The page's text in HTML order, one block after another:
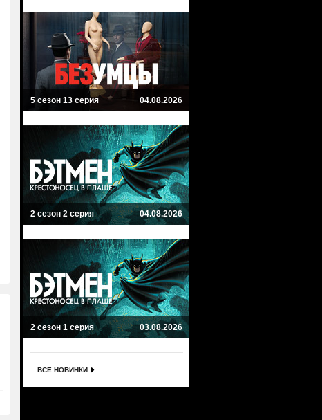
5 сезон 13 серия 04.08.2026
2 сезон 2 серия 04.08.2026
2 сезон 1 серия 03.08.2026
ВСЕ НОВИНКИ